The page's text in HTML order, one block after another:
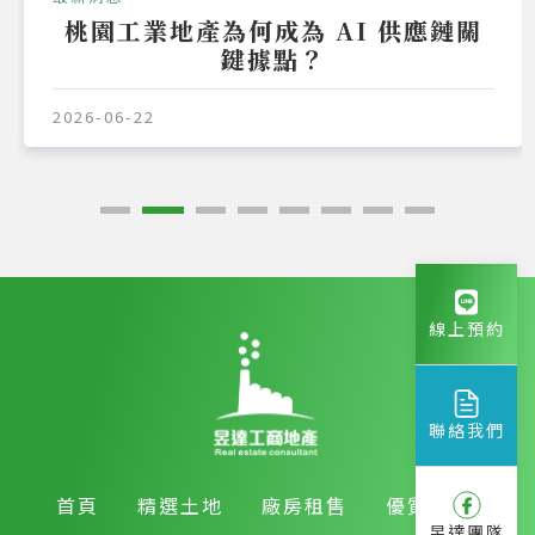
桃園工業地產為何成為 AI 供應鏈關
鍵據點？
2026-06-22
首頁 精選土地 廠房租售
優質房產
線上預約
聯絡我們